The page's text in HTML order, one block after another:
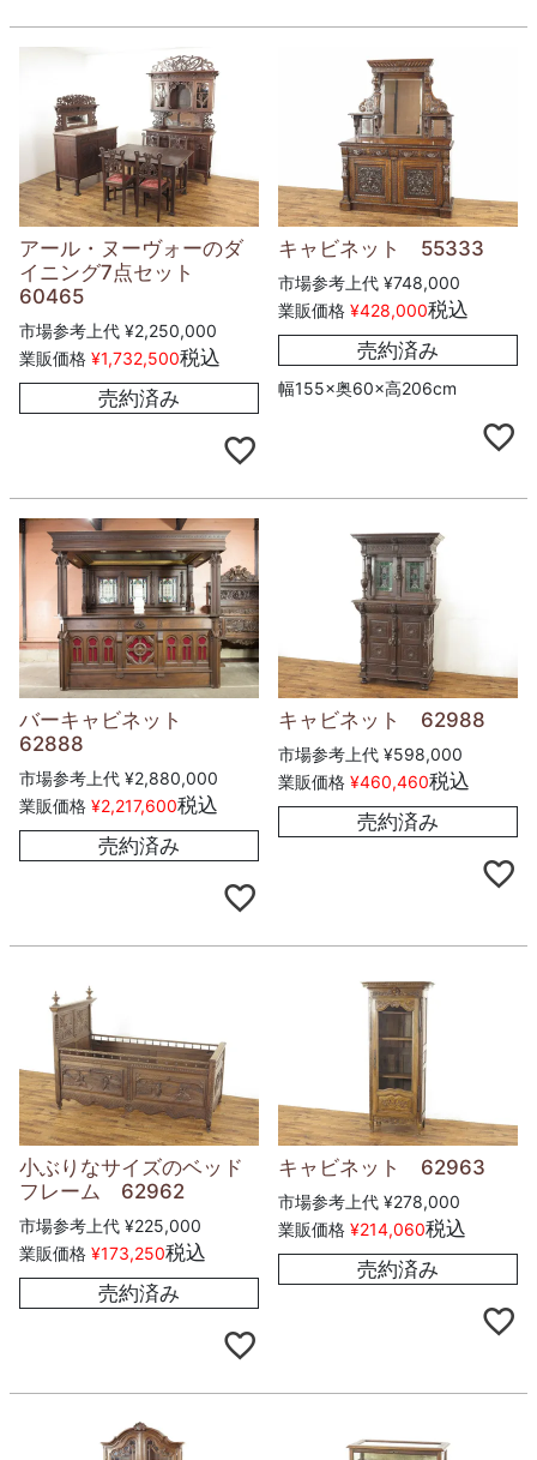
アール・ヌーヴォーのダ
イニング7点セット
60465
市場参考上代 ¥2,250,000
業販価格 ¥1,732,500税込
売約済み
キャビネット 55333
市場参考上代 ¥748,000
業販価格 ¥428,000税込
売約済み
幅155×奥60×高206cm
バーキャビネット
62888
市場参考上代 ¥2,880,000
業販価格 ¥2,217,600税込
売約済み
キャビネット 62988
市場参考上代 ¥598,000
業販価格 ¥460,460税込
売約済み
小ぶりなサイズのベッド
フレーム 62962
市場参考上代 ¥225,000
業販価格 ¥173,250税込
売約済み
キャビネット 62963
市場参考上代 ¥278,000
業販価格 ¥214,060税込
売約済み